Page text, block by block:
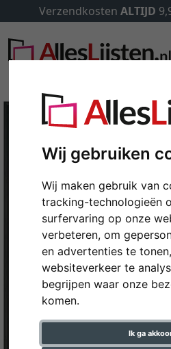
Wij gebruiken
Wij maken gebruik van
tracking-technologieën
surfervaring op onze
verbeteren, om
en advertenties te
websiteverkeer te
begrijpen waar onze
komen.
Ik ga
Verzendkosten ALTIJD
Terug